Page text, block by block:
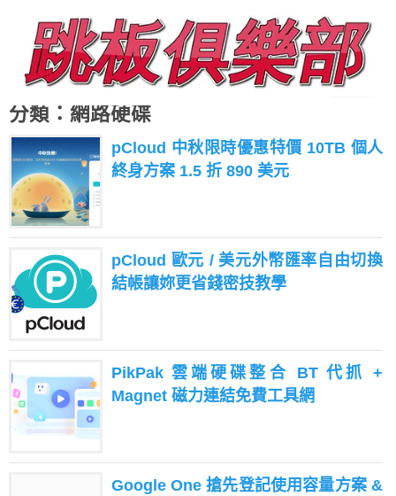
分類：網路硬碟
pCloud 中秋限時優惠特價 10TB 個人
終身方案 1.5 折 890 美元
pCloud 歐元 / 美元外幣匯率自由切換
結帳讓妳更省錢密技教學
PikPak 雲端硬碟整合 BT 代抓 +
Magnet 磁力連結免費工具網
Google One 搶先登記使用容量方案 &